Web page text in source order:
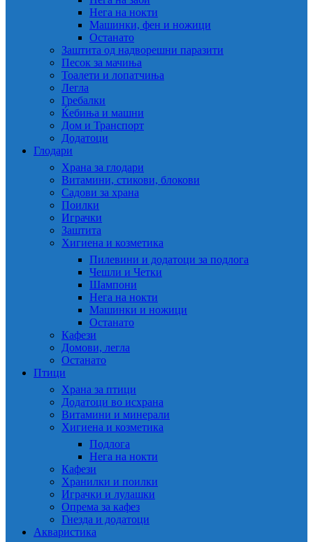
Нега на нокти
Машинки, фен и ножици
Останато
Заштита од надворешни паразити
Песок за мачиња
Тоалети и лопатчиња
Легла
Гребалки
Ќебиња и машни
Дом и Транспорт
Додатоци
Глодари
Храна за глодари
Витамини, стикови, блокови
Садови за храна
Поилки
Играчки
Заштита
Хигиена и козметика
Пилевини и додатоци за подлога
Чешли и Четки
Шампони
Нега на нокти
Машинки и ножици
Останато
Кафези
Домови, легла
Останато
Птици
Храна за птици
Додатоци во исхрана
Витамини и минерали
Хигиена и козметика
Подлога
Нега на нокти
Кафези
Хранилки и поилки
Играчки и лулашки
Опрема за кафез
Гнезда и додатоци
Акваристика